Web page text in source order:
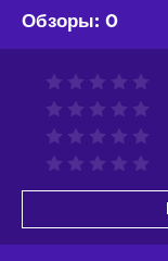
Обзоры: 0